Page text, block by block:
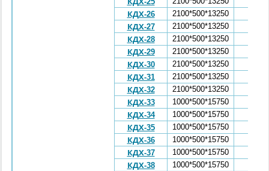
КДХ-26
2100*500*13250
КДХ-27
2100*500*13250
КДХ-28
2100*500*13250
КДХ-29
2100*500*13250
КДХ-30
2100*500*13250
КДХ-31
2100*500*13250
КДХ-32
2100*500*13250
КДХ-33
1000*500*15750
КДХ-34
1000*500*15750
КДХ-35
1000*500*15750
КДХ-36
1000*500*15750
КДХ-37
1000*500*15750
КДХ-38
1000*500*15750